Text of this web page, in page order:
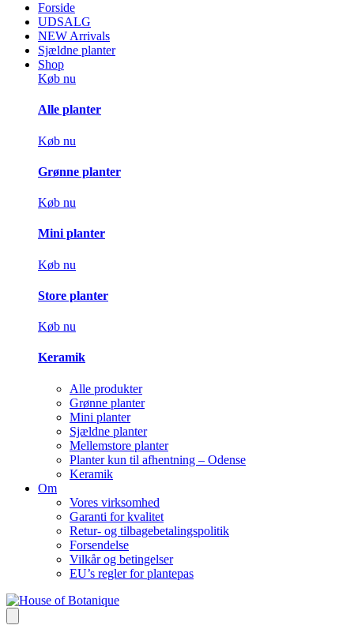
Forside
UDSALG
NEW Arrivals
Sjældne planter
Shop
Køb nu
Alle planter
Køb nu
Grønne planter
Køb nu
Mini planter
Køb nu
Store planter
Køb nu
Keramik
Alle produkter
Grønne planter
Mini planter
Sjældne planter
Mellemstore planter
Planter kun til afhentning – Odense
Keramik
Om
Vores virksomhed
Garanti for kvalitet
Retur- og tilbagebetalingspolitik
Forsendelse
Vilkår og betingelser
EU’s regler for plantepas